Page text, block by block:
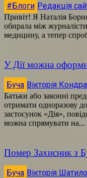
#Блоги Редакція
Привіт! Я Наталія
обирала між
медицину, а тепер
У Дії можна
Буча Вікторія
Батьки або законні
отримати одноразову
застосунок «Дія»,
можна спрямувати на...
Помер Захисник з
Буча Вікторія Шатило